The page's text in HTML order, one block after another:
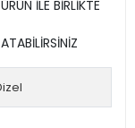
İLE BİRLİKTE